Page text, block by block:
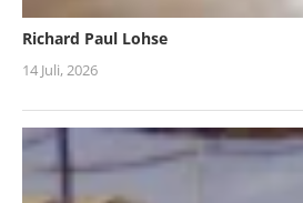
Richard Paul Lohse
14 Juli, 2026